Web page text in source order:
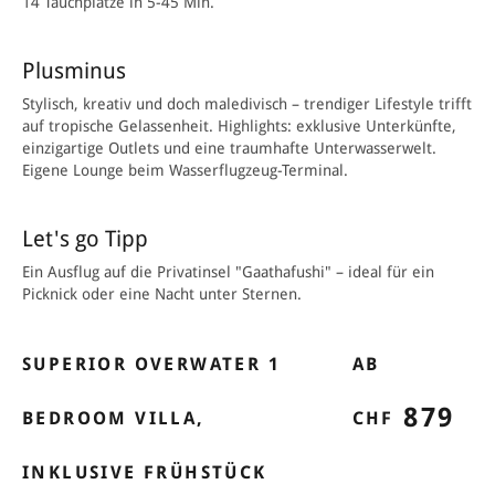
Plusminus
Stylisch, kreativ und doch maledivisch – trendiger Lifestyle trifft
auf tropische Gelassenheit. Highlights: exklusive Unterkünfte,
einzigartige Outlets und eine traumhafte Unterwasserwelt.
Eigene Lounge beim Wasserflugzeug-Terminal.
Let's go Tipp
Ein Ausflug auf die Privatinsel "Gaathafushi" – ideal für ein
Picknick oder eine Nacht unter Sternen.
SUPERIOR OVERWATER 1
BEDROOM VILLA,
INKLUSIVE FRÜHSTÜCK
AB
CHF 879